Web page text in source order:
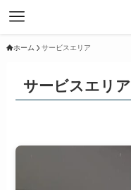
ホーム サービスエリア
サービスエリア